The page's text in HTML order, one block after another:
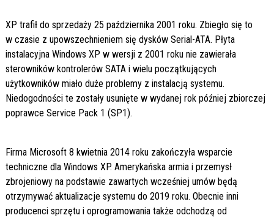
XP trafił do sprzedaży 25 października 2001 roku. Zbiegło się to
w czasie z upowszechnieniem się dysków Serial-ATA. Płyta
instalacyjna Windows XP w wersji z 2001 roku nie zawierała
sterowników kontrolerów SATA i wielu początkujących
użytkowników miało duże problemy z instalacją systemu.
Niedogodności te zostały usunięte w wydanej rok później zbiorczej
poprawce Service Pack 1 (SP1).
Firma Microsoft 8 kwietnia 2014 roku zakończyła wsparcie
techniczne dla Windows XP. Amerykańska armia i przemysł
zbrojeniowy na podstawie zawartych wcześniej umów będą
otrzymywać aktualizacje systemu do 2019 roku. Obecnie inni
producenci sprzętu i oprogramowania także odchodzą od